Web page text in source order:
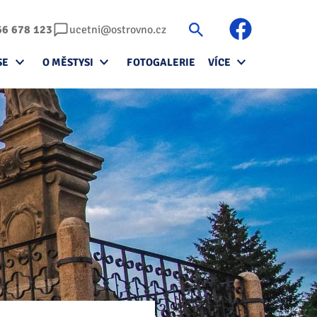
ucetni@ostrovno.cz
678 123
O MĚSTYSI FOTOGALERIE VÍCE